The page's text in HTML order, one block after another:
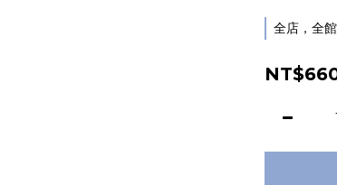
全店，全